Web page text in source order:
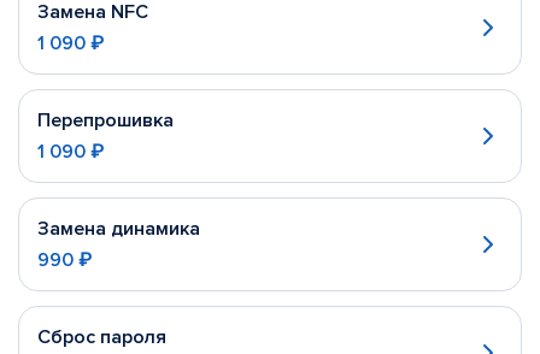
Замена NFC
1 090 ₽
Перепрошивка
1 090 ₽
Замена динамика
990 ₽
Сброс пароля